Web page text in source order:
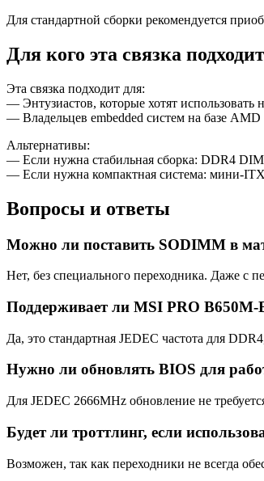
Для стандартной сборки рекомендуется
Для кого эта связка
Эта связка подходит для:
— Энтузиастов, которые хотят использовать
— Владельцев embedded систем на базе
Альтернативы:
— Если нужна стабильная сборка: DDR4
— Если нужна компактная система: мини-
Вопросы и ответы
Можно ли поставить SODIMM в
Нет, без специального переходника. Даже с
Поддерживает ли MSI PRO B650M-
Да, это стандартная JEDEC частота для
Нужно ли обновлять BIOS для
Для JEDEC 2666MHz обновление не
Будет ли троттлинг, если
Возможен, так как переходники не всегда